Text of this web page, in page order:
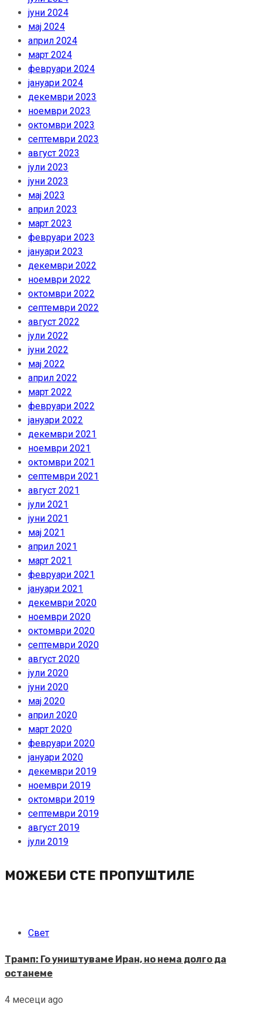
јуни 2024
мај 2024
април 2024
март 2024
февруари 2024
јануари 2024
декември 2023
ноември 2023
октомври 2023
септември 2023
август 2023
јули 2023
јуни 2023
мај 2023
април 2023
март 2023
февруари 2023
јануари 2023
декември 2022
ноември 2022
октомври 2022
септември 2022
август 2022
јули 2022
јуни 2022
мај 2022
април 2022
март 2022
февруари 2022
јануари 2022
декември 2021
ноември 2021
октомври 2021
септември 2021
август 2021
јули 2021
јуни 2021
мај 2021
април 2021
март 2021
февруари 2021
јануари 2021
декември 2020
ноември 2020
октомври 2020
септември 2020
август 2020
јули 2020
јуни 2020
мај 2020
април 2020
март 2020
февруари 2020
јануари 2020
декември 2019
ноември 2019
октомври 2019
септември 2019
август 2019
јули 2019
МОЖЕБИ СТЕ ПРОПУШТИЛЕ
Свет
Трамп: Го уништуваме Иран, но нема долго да
останеме
4 месеци ago